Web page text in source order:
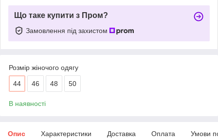
Що таке купити з Пром?
Замовлення під захистом
Розмір жіночого одягу
44 46 48 50
В наявності
Опис Характеристики Доставка Оплата Умови